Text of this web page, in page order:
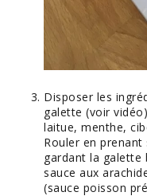
Disposer les
galette (voir
laitue, menthe,
Rouler en
gardant la galette
sauce aux
(sauce poisson